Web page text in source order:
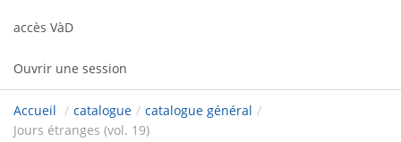
accès VàD
Ouvrir une session
Accueil / catalogue / catalogue général /
Jours étranges (vol. 19)